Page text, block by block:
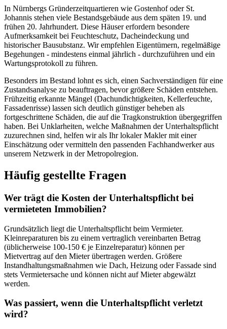
In Nürnbergs Gründerzeitquartieren wie Gostenhof oder St.
Johannis stehen viele Bestandsgebäude aus dem späten 19. und
frühen 20. Jahrhundert. Diese Häuser erfordern besondere
Aufmerksamkeit bei Feuchteschutz, Dacheindeckung und
historischer Bausubstanz. Wir empfehlen Eigentümern, regelmäßige
Begehungen - mindestens einmal jährlich - durchzuführen und ein
Wartungsprotokoll zu führen.
Besonders im Bestand lohnt es sich, einen Sachverständigen für eine
Zustandsanalyse zu beauftragen, bevor größere Schäden entstehen.
Frühzeitig erkannte Mängel (Dachundichtigkeiten, Kellerfeuchte,
Fassadenrisse) lassen sich deutlich günstiger beheben als
fortgeschrittene Schäden, die auf die Tragkonstruktion übergegriffen
haben. Bei Unklarheiten, welche Maßnahmen der Unterhaltspflicht
zuzurechnen sind, helfen wir als Ihr lokaler Makler mit einer
Einschätzung oder vermitteln den passenden Fachhandwerker aus
unserem Netzwerk in der Metropolregion.
Häufig gestellte Fragen
Wer trägt die Kosten der Unterhaltspflicht bei
vermieteten Immobilien?
Grundsätzlich liegt die Unterhaltspflicht beim Vermieter.
Kleinreparaturen bis zu einem vertraglich vereinbarten Betrag
(üblicherweise 100-150 € je Einzelreparatur) können per
Mietvertrag auf den Mieter übertragen werden. Größere
Instandhaltungsmaßnahmen wie Dach, Heizung oder Fassade sind
stets Vermietersache und können nicht auf Mieter abgewälzt
werden.
Was passiert, wenn die Unterhaltspflicht verletzt
wird?